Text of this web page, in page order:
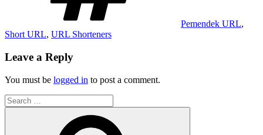
Pemendek URL,
Short URL, URL Shorteners
Leave a Reply
You must be logged in to post a comment.
Search
for: